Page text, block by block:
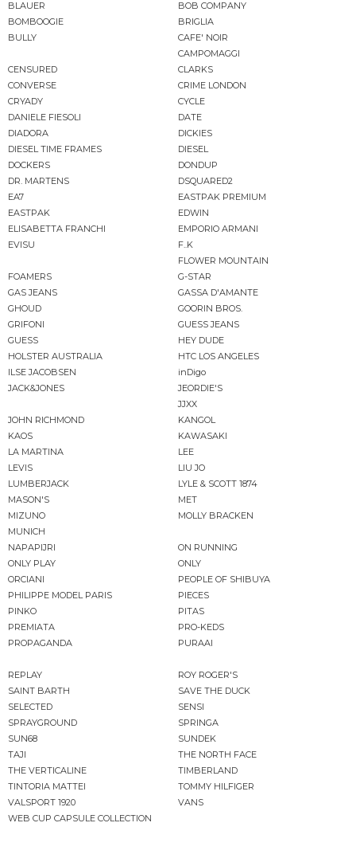
BLAUER
BOB COMPANY
BOMBOOGIE
BRIGLIA
BULLY
CAFE' NOIR
CAMPOMAGGI
CENSURED
CLARKS
CONVERSE
CRIME LONDON
CRYADY
CYCLE
DANIELE FIESOLI
DATE
DIADORA
DICKIES
DIESEL TIME FRAMES
DIESEL
DOCKERS
DONDUP
DR. MARTENS
DSQUARED2
EA7
EASTPAK PREMIUM
EASTPAK
EDWIN
ELISABETTA FRANCHI
EMPORIO ARMANI
EVISU
F..K
FLOWER MOUNTAIN
FOAMERS
G-STAR
GAS JEANS
GASSA D'AMANTE
GHOUD
GOORIN BROS.
GRIFONI
GUESS JEANS
GUESS
HEY DUDE
HOLSTER AUSTRALIA
HTC LOS ANGELES
ILSE JACOBSEN
inDigo
JACK&JONES
JEORDIE'S
JJXX
JOHN RICHMOND
KANGOL
KAOS
KAWASAKI
LA MARTINA
LEE
LEVIS
LIU JO
LUMBERJACK
LYLE & SCOTT 1874
MASON'S
MET
MIZUNO
MOLLY BRACKEN
MUNICH
NAPAPIJRI
ON RUNNING
ONLY PLAY
ONLY
ORCIANI
PEOPLE OF SHIBUYA
PHILIPPE MODEL PARIS
PIECES
PINKO
PITAS
PREMIATA
PRO-KEDS
PROPAGANDA
PURAAI
REPLAY
ROY ROGER'S
SAINT BARTH
SAVE THE DUCK
SELECTED
SENSI
SPRAYGROUND
SPRINGA
SUN68
SUNDEK
TAJI
THE NORTH FACE
THE VERTICALINE
TIMBERLAND
TINTORIA MATTEI
TOMMY HILFIGER
VALSPORT 1920
VANS
WEB CUP CAPSULE COLLECTION